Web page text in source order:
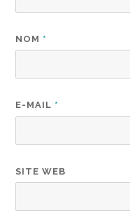
NOM *
E-MAIL *
SITE WEB